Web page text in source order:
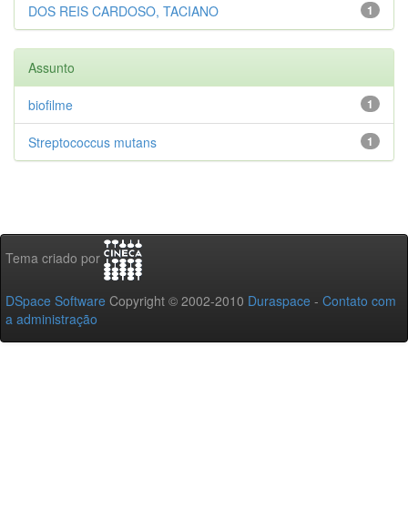
1
DOS REIS CARDOSO, TACIANO
Assunto
1
biofilme
1
Streptococcus mutans
Tema criado por
DSpace Software Copyright © 2002-2010 Duraspace - Contato com
a administração